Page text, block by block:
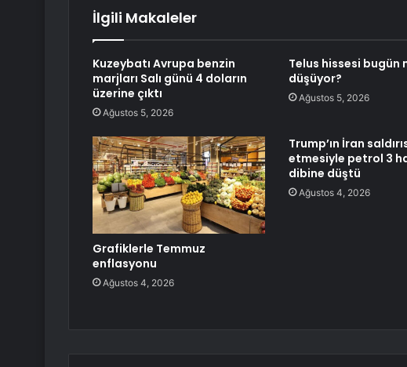
İlgili Makaleler
Kuzeybatı Avrupa benzin
marjları Salı günü 4 doların
üzerine çıktı
Ağustos 5, 2026
Telus hissesi bugün
düşüyor?
Ağustos 5, 2026
Grafiklerle Temmuz
enflasyonu
Ağustos 4, 2026
Trump’ın İran
etmesiyle petrol 3
dibine düştü
Ağustos 4, 2026